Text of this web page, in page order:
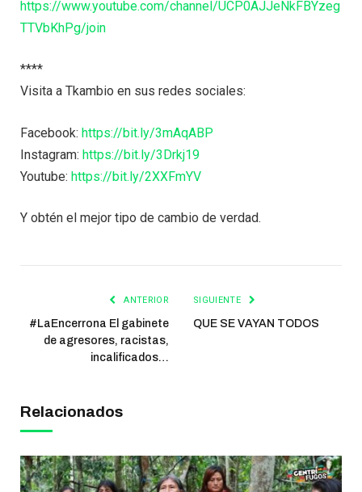
https://www.youtube.com/channel/UCP0AJJeNkFBYzeg
TTVbKhPg/join
****
Visita a Tkambio en sus redes sociales:
Facebook: https://bit.ly/3mAqABP
Instagram: https://bit.ly/3Drkj19
Youtube: https://bit.ly/2XXFmYV
Y obtén el mejor tipo de cambio de verdad.
ANTERIOR
#LaEncerrona El gabinete
de agresores, racistas,
incalificados…
SIGUIENTE
QUE SE VAYAN TODOS
Relacionados